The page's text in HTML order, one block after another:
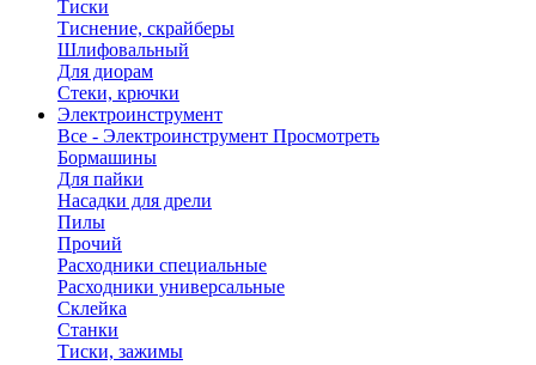
Тиски
Тиснение, скрайберы
Шлифовальный
Для диорам
Стеки, крючки
Электроинструмент
Все - Электроинструмент Просмотреть
Бормашины
Для пайки
Насадки для дрели
Пилы
Прочий
Расходники специальные
Расходники универсальные
Склейка
Станки
Тиски, зажимы